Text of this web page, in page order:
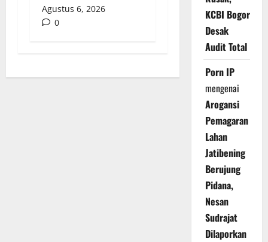
Agustus 6, 2026
0
KCBI Bogor
Desak
Audit Total
Porn IP
mengenai
Arogansi
Pemagaran
Lahan
Jatibening
Berujung
Pidana,
Nesan
Sudrajat
Dilaporkan